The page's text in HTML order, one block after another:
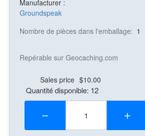
Manufacturer :
Groundspeak
Nombre de pièces dans l'emballage: 1
Repérable sur Geocaching.com
Sales price $10.00
Quantité disponible: 12
Quantité: